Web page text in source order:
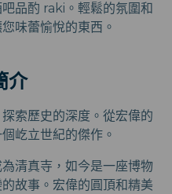
品酌 raki。輕鬆的氛圍和
味蕾愉悅的東西。
介
索歷史的深度。從宏偉的
屹立世紀的傑作。
清真寺，如今是一座博物
故事。宏偉的圓頂和精美